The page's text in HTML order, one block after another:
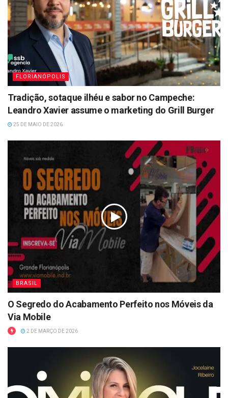
FLORIANÓPOLIS
Tradição, sotaque ilhéu e sabor no Campeche:
Leandro Xavier assume o marketing do Grill Burger
25 DE MAIO DE 2026
BRASIL
O Segredo do Acabamento Perfeito nos Móveis da
Via Mobile
2 DE MARÇO DE 2026